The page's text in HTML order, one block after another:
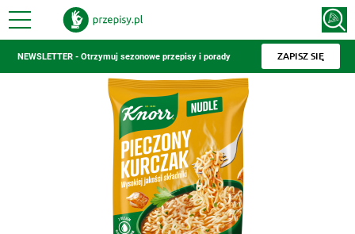
NEWSLETTER - Otrzymuj sezonowe przepisy i porady ZAPISZ SIĘ